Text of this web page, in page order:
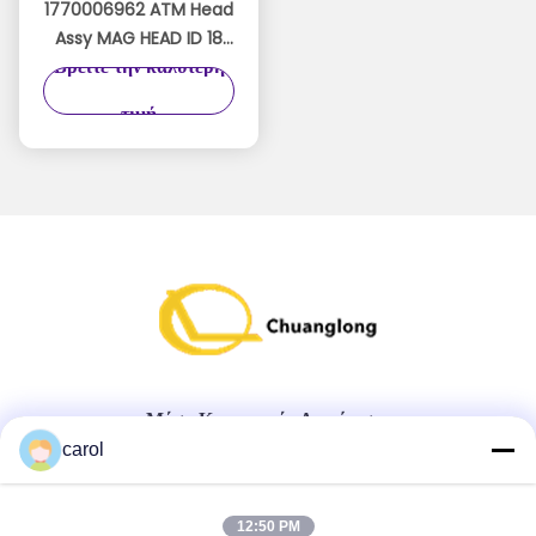
1770006962 ATM Head
Assy MAG HEAD ID 18
01770006962 Wincor
Βρείτε την καλύτερη
τιμή
Μέσα Κοινωνικής Δικτύωσης
Γρήγορη επαφή
carol
12:50 PM